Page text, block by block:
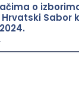
o
Sabor